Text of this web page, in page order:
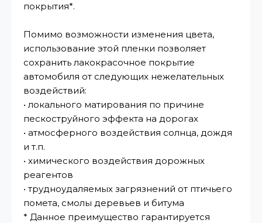
покрытия*.
Помимо возможности изменения цвета,
использование этой пленки позволяет
сохранить лакокрасочное покрытие
автомобиля от следующих нежелательных
воздействий:
• локального матирования по причине
пескоструйного эффекта на дорогах
• атмосферного воздействия солнца, дождя
и т.п.
• химического воздействия дорожных
реагентов
• трудноудаляемых загрязнений от птичьего
помета, смолы деревьев и битума
* Данное преимущество гарантируется